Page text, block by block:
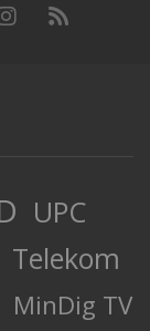
UPC
Telekom
MinDig TV